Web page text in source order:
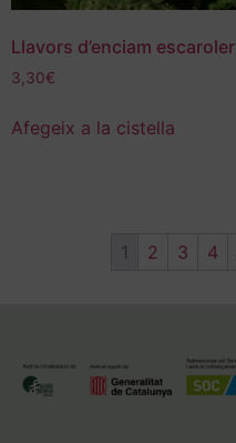
Llavors d’enciam escaroler
3,30€
Afegeix a la cistella
1 2 3 4